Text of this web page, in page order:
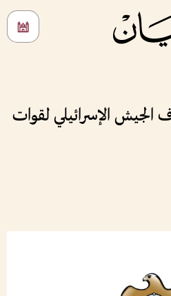
الجيش الإسرائيلي لقوات